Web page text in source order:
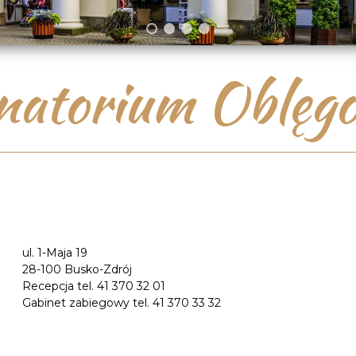
ul. 1-Maja 19
28-100 Busko-Zdrój
Recepcja tel. 41 370 32 01
Gabinet zabiegowy tel. 41 370 33 32